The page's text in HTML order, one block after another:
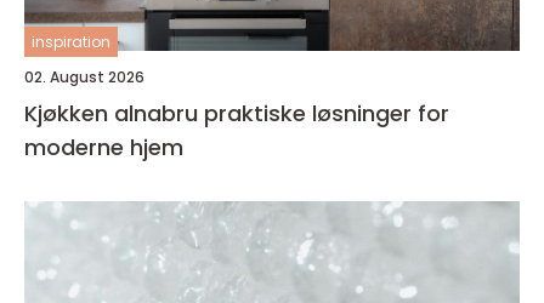
inspiration
02. August 2026
Kjøkken alnabru praktiske løsninger for
moderne hjem